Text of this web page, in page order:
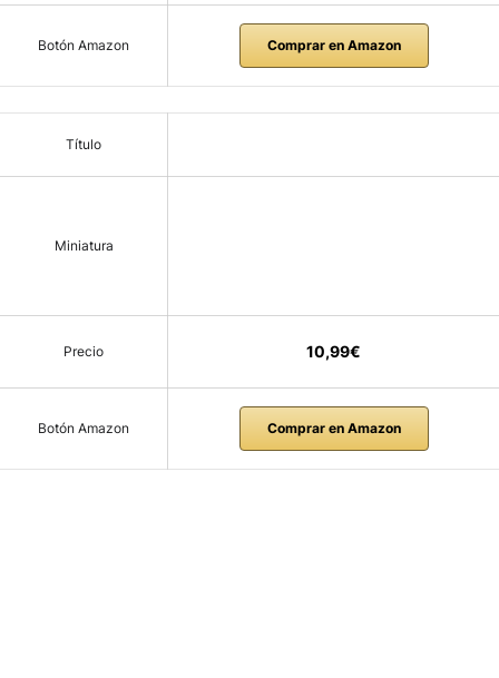
Botón Amazon Comprar en Amazon
Título
Miniatura
Precio 10,99€
Botón Amazon Comprar en Amazon